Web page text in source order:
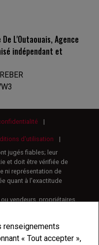
renseignements
« Tout accepter »,
L'Outaouais, Agence
indépendant et
|
d'utilisation
|
jugés fiables; leur
et doit être vérifiée de
ni représentation de
quant à l'exactitude
vendeurs, propriétaires
sont des marques
une compagnie dont la
l'Association canadienne